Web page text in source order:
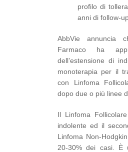
profilo di
anni di follow-
AbbVie annuncia
Farmaco ha
dell’estensione di
monoterapia per il
con Linfoma
dopo due o più linee
Il Linfoma
indolente ed il
Linfoma Non-
20-30% dei casi. È